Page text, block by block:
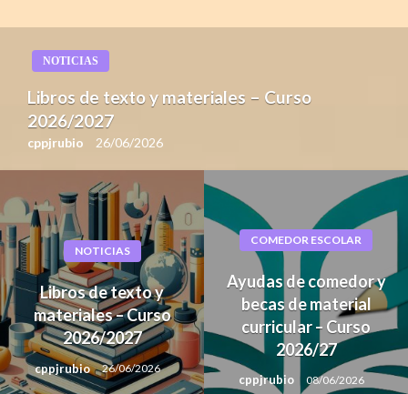
NOTICIAS
Libros de texto y materiales – Curso
2026/2027
cppjrubio 26/06/2026
NOTICIAS
Libros de texto y
materiales – Curso
2026/2027
cppjrubio 26/06/2026
COMEDOR ESCOLAR
Ayudas de comedor y
becas de material
curricular – Curso
2026/27
cppjrubio 08/06/2026